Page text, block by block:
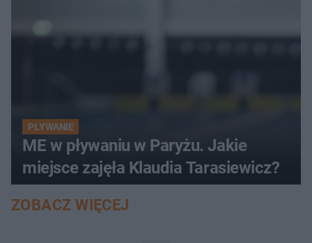
PŁYWANIE
ME w pływaniu w Paryżu. Jakie
miejsce zajęła Klaudia Tarasiewicz?
ZOBACZ WIĘCEJ